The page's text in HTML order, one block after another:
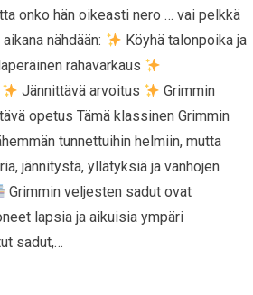
onko hän oikeasti nero … vai pelkkä
nähdään:
Köyhä talonpoika ja
rahavarkaus
Jännittävä arvoitus
Grimmin
opetus Tämä klassinen Grimmin
tunnettuihin helmiin, mutta
jännitystä, yllätyksiä ja vanhojen
Grimmin veljesten sadut ovat
lapsia ja aikuisia ympäri
sadut,…